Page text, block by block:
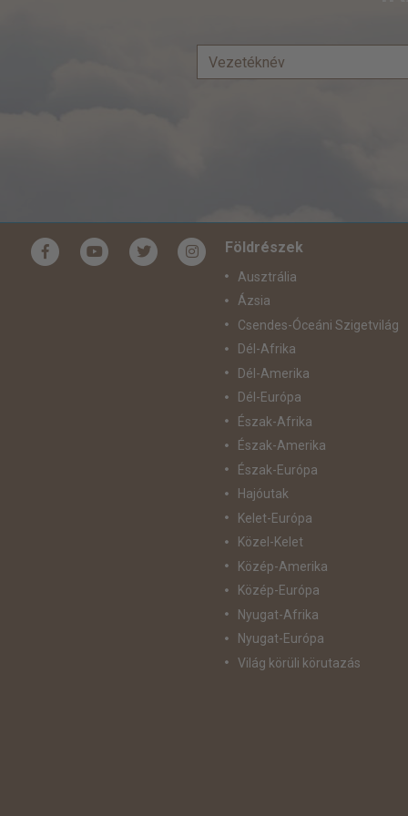
Földrészek
Ausztrália
Ázsia
Csendes-Óceáni Szigetvilág
Dél-Afrika
Dél-Amerika
Dél-Európa
Észak-Afrika
Észak-Amerika
Észak-Európa
Hajóutak
Kelet-Európa
Közel-Kelet
Közép-Amerika
Közép-Európa
Nyugat-Afrika
Nyugat-Európa
Világ körüli körutazás